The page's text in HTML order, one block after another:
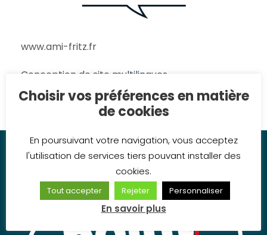
www.ami-fritz.fr
Conception de site multilingues.
Choisir vos préférences en matière
de cookies
En poursuivant votre navigation, vous acceptez
l'utilisation de services tiers pouvant installer des
cookies.
Tout accepter Rejeter Personnaliser
En savoir plus